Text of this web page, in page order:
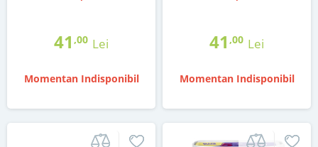
41 ,00 Lei
Momentan Indisponibil
41 ,00 Lei
Momentan Indisponibil